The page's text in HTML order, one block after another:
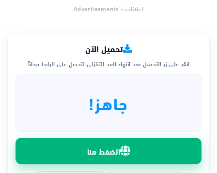
اعلانات - Advertisements
تحميل الآن
انقر على زر التحميل بعد انتهاء العد التنازلي لتحصل على الرابط مجاناً
جاهز!
الضغط هنا